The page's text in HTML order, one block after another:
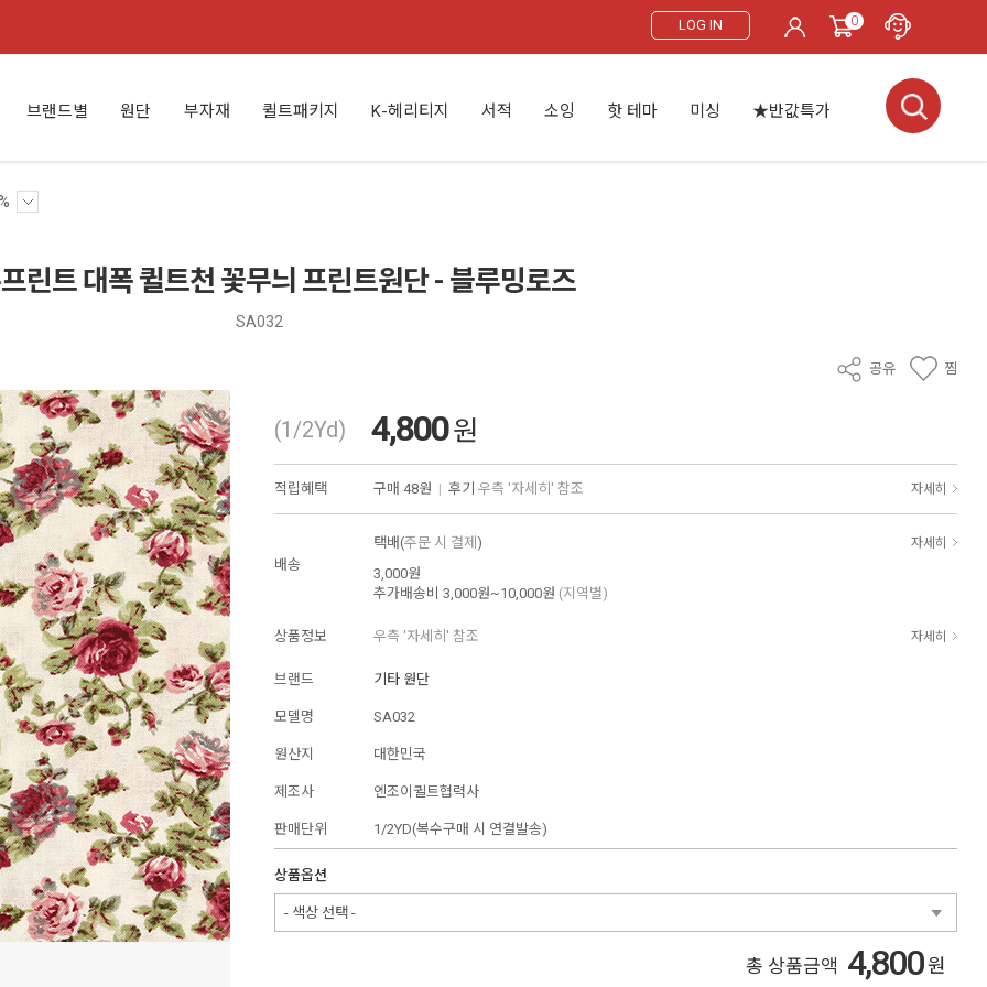
LOG IN 0
브랜드별 원단 부자재 퀼트패키지 K-헤리티지 서적 소잉 핫 테마 미싱 ★반값특가
린트 대폭 퀼트천 꽃무늬 프린트원단 - 블루밍로즈
SA032
공유 찜
(1/2Yd) 4,800원
적립혜택 구매 48원 | 후기 우측 '자세히' 참조 자세히
배송
택배(주문 시 결제 ) 자세히
3,000원
추가배송비 3,000원~10,000원 (지역별)
상품정보 우측 '자세히' 참조 자세히
브랜드 기타 원단
모델명 SA032
원산지 대한민국
제조사 엔조이퀼트협력사
판매단위 1/2YD(복수구매 시 연결발송)
상품옵션
- 색상 선택 -
총 상품금액 4,800원